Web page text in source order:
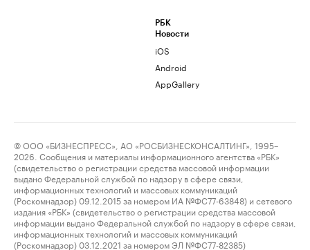
РБК
Новости
iOS
Android
AppGallery
© ООО «БИЗНЕСПРЕСС», АО «РОСБИЗНЕСКОНСАЛТИНГ», 1995–
2026. Сообщения и материалы информационного агентства «РБК»
(свидетельство о регистрации средства массовой информации
выдано Федеральной службой по надзору в сфере связи,
информационных технологий и массовых коммуникаций
(Роскомнадзор) 09.12.2015 за номером ИА №ФС77-63848) и сетевого
издания «РБК» (свидетельство о регистрации средства массовой
информации выдано Федеральной службой по надзору в сфере связи,
информационных технологий и массовых коммуникаций
(Роскомнадзор) 03.12.2021 за номером ЭЛ №ФС77-82385)